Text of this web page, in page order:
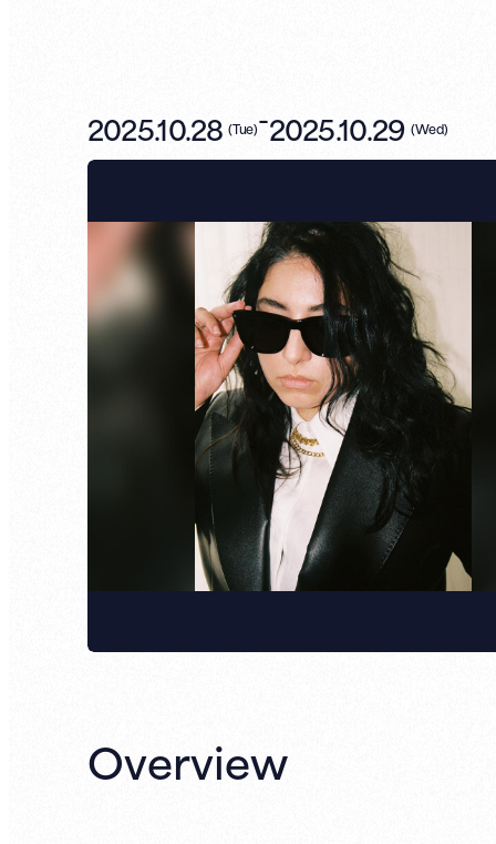
2025.10.28 (Tue)-2025.10.29 (Wed)
Overview